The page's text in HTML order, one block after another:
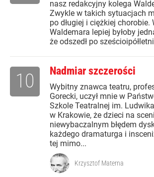
nasz redakcyjny kolega
Zwykle w takich sytuacjach
po długiej i ciężkiej chorobie.
Waldemara lepiej byłoby
że odszedł po
Nadmiar szczerości
Wybitny znawca teatru,
Gorecki, uczył mnie w
Szkole Teatralnej im.
w Krakowie, że dzieci na
niewybaczalnym błędem
każdego dramaturga i
tej mimo...
10
Krzysztof Materna